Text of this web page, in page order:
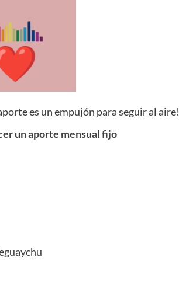
es un empujón para seguir al aire!
un aporte mensual fijo